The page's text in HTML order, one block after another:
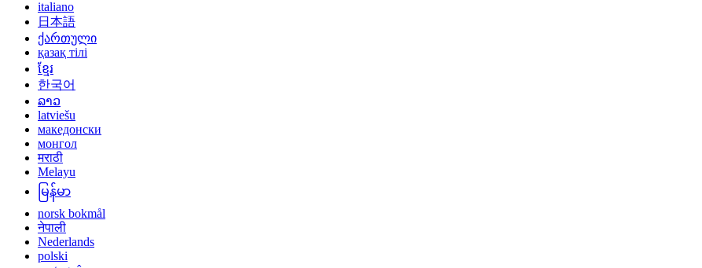
italiano
日本語
ქართული
қазақ тілі
ខ្មែរ
한국어
ລາວ
latviešu
македонски
монгол
मराठी
Melayu
မြန်မာ
norsk bokmål
नेपाली
Nederlands
polski